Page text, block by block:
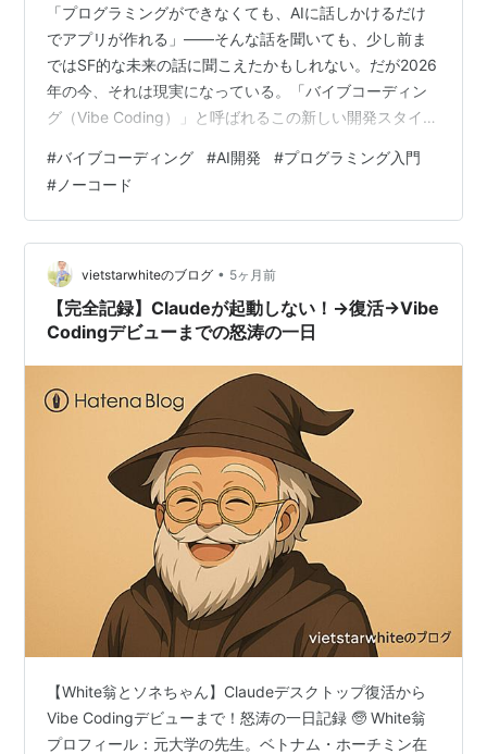
「プログラミングができなくても、AIに話しかけるだけ
でアプリが作れる」——そんな話を聞いても、少し前ま
ではSF的な未来の話に聞こえたかもしれない。だが2026
年の今、それは現実になっている。「バイブコーディン
グ（Vibe Coding）」と呼ばれるこの新しい開発スタイル
与え、Collins English Dictionaryの「2025年のWord of
the Year」にも選出された。この記事では、バイブコー
ディングとは何かを基礎から解説し、実際に始めるため
の方法をわかりやすく紹介する。 バイブコーディングと
は何か——定義と背景 バイブコ…
#バイブコーディング #AI開発 #プログラミング入門
# ノーコード
vietstarwhiteのブログ • 5ヶ月前
【完全記録】Claudeが起動しない！→復活→Vibe
Codingデビューまでの怒涛の一日
【White翁とソネちゃん】Claudeデスクトップ復活から
Vibe Codingデビューまで！怒涛の一日記録 🧓 White翁
プロフィール：元大学の先生。ベトナム・ホーチミン在